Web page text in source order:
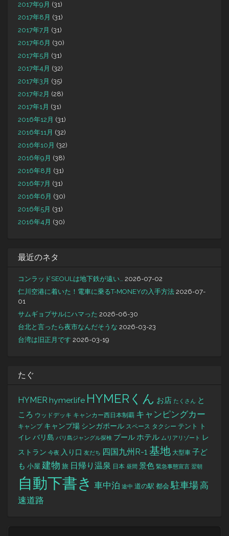
2017年9月 (31)
2017年8月 (31)
2017年7月 (31)
2017年6月 (30)
2017年5月 (31)
2017年4月 (32)
2017年3月 (35)
2017年2月 (28)
2017年1月 (31)
2016年12月 (31)
2016年11月 (32)
2016年10月 (32)
2016年9月 (38)
2016年8月 (31)
2016年7月 (31)
2016年6月 (30)
2016年5月 (31)
2016年4月 (30)
最近のネタ
コンラッドSEOULは地下鉄が遠い… 2026-07-02
仁川空港に着いた！電車に乗るT-MONEYの入手方法 2026-07-
01
サムギョプサルにハマった 2026-06-30
台北と言ったら夜市なんだそうな 2026-03-23
台湾は旧正月です 2026-03-19
たぐ
HYMER hymer.life HYMERくん お店 たくさん と
ころ ウッドデッキ キャンカー西日本制覇 キャンピングカー
キャンプ キャンプ場 シンガポール スペース タクシー テント
ト
イレ バリ島 バリ島ジャングル探検 プールホテル ムリアリゾート
レ
ストラン 今夜 入り口 友だち 四国九州R-1 基地 大型車 子ど
も 小屋 建物 旅 日帰り温泉 日本 昼間 景色 緊急事態宣言 翌朝
自動下書き 車中泊 途中 道の駅 都会 駐車場高
速道路